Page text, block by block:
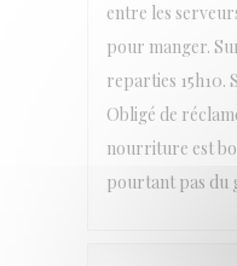
entre les
pour manger.
reparties 15h10.
Obligé de
nourriture est
pourtant pas du